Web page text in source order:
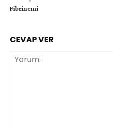
Fibrinemi
CEVAP VER